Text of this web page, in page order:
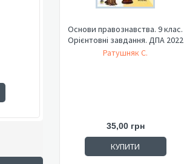
Основи правознавства. 9 клас.
Орієнтовні завдання. ДПА 2022
Ратушняк С.
35,00 грн
КУПИТИ